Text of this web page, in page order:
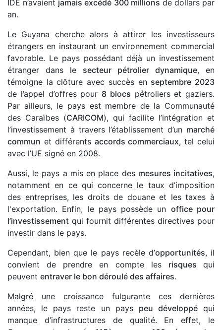
IDE n’avaient jamais excédé 300 millions de dollars par
an.
Le Guyana cherche alors à attirer les investisseurs
étrangers en instaurant un environnement commercial
favorable. Le pays possédant déjà un investissement
étranger dans le secteur pétrolier dynamique, en
témoigne la clôture avec succès en septembre 2023
de l’appel d’offres pour 8 blocs pétroliers et gaziers.
Par ailleurs, le pays est membre de la Communauté
des Caraïbes (CARICOM), qui facilite l’intégration et
l’investissement à travers l’établissement d’un marché
commun et différents accords commerciaux, tel celui
avec l’UE signé en 2008.
Aussi, le pays a mis en place des mesures incitatives,
notamment en ce qui concerne le taux d’imposition
des entreprises, les droits de douane et les taxes à
l'exportation. Enfin, le pays possède un office pour
l’investissement qui fournit différentes directives pour
investir dans le pays.
Cependant, bien que le pays recèle d’opportunités, il
convient de prendre en compte les risquesqui
peuvent entraver le bon déroulé des affaires.
Malgré une croissance fulgurante ces dernières
années, le pays reste un pays peu développéqui
manque d’infrastructures de qualité. En effet, le